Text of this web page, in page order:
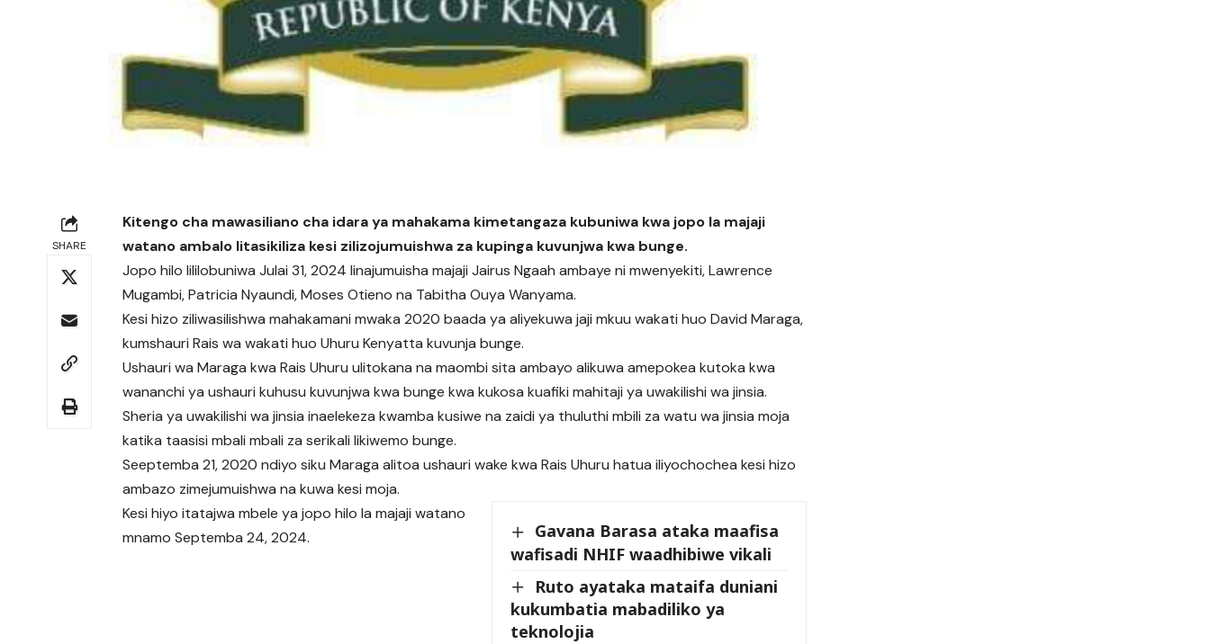
SHARE
Kitengo cha mawasiliano cha idara ya mahakama kimetangaza kubuniwa kwa jopo la majaji
watano ambalo litasikiliza kesi zilizojumuishwa za kupinga kuvunjwa kwa bunge.
Jopo hilo lililobuniwa Julai 31, 2024 linajumuisha majaji Jairus Ngaah ambaye ni mwenyekiti, Lawrence
Mugambi, Patricia Nyaundi, Moses Otieno na Tabitha Ouya Wanyama.
Kesi hizo ziliwasilishwa mahakamani mwaka 2020 baada ya aliyekuwa jaji mkuu wakati huo David Maraga,
kumshauri Rais wa wakati huo Uhuru Kenyatta kuvunja bunge.
Ushauri wa Maraga kwa Rais Uhuru ulitokana na maombi sita ambayo alikuwa amepokea kutoka kwa
wananchi ya ushauri kuhusu kuvunjwa kwa bunge kwa kukosa kuafiki mahitaji ya uwakilishi wa jinsia.
Sheria ya uwakilishi wa jinsia inaelekeza kwamba kusiwe na zaidi ya thuluthi mbili za watu wa jinsia moja
katika taasisi mbali mbali za serikali likiwemo bunge.
Seeptemba 21, 2020 ndiyo siku Maraga alitoa ushauri wake kwa Rais Uhuru hatua iliyochochea kesi hizo
ambazo zimejumuishwa na kuwa kesi moja.
Gavana Barasa ataka maafisa
wafisadi NHIF waadhibiwe vikali
Ruto ayataka mataifa duniani
kukumbatia mabadiliko ya
teknolojia
Kesi hiyo itatajwa mbele ya jopo hilo la majaji watano
mnamo Septemba 24, 2024.